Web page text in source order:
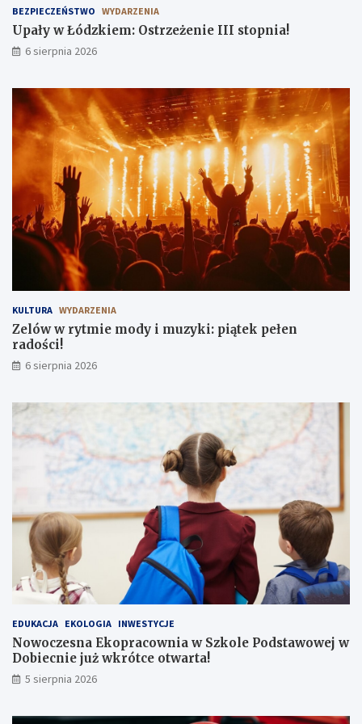
ż
e
n
i
I
I
I
s
t
p
n
i
a
k
i
:
p
ą
t
e
k
p
ł
e
n
r
a
ś
c
i
!
BEZPIECZEŃSTWO WYDARZENIA
Upały w Łódzkiem: Ostrzeżenie III stopnia!
6 sierpnia 2026
KULTURA WYDARZENIA
Zelów w rytmie mody i muzyki: piątek pełen
radości!
6 sierpnia 2026
EDUKACJA EKOLOGIA INWESTYCJE
Nowoczesna Ekopracownia w Szkole Podstawowej w
Dobiecnie już wkrótce otwarta!
5 sierpnia 2026